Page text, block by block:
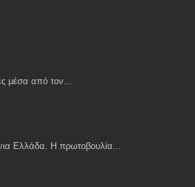
μέσα από τον...
Ελλάδα. Η πρωτοβουλία...